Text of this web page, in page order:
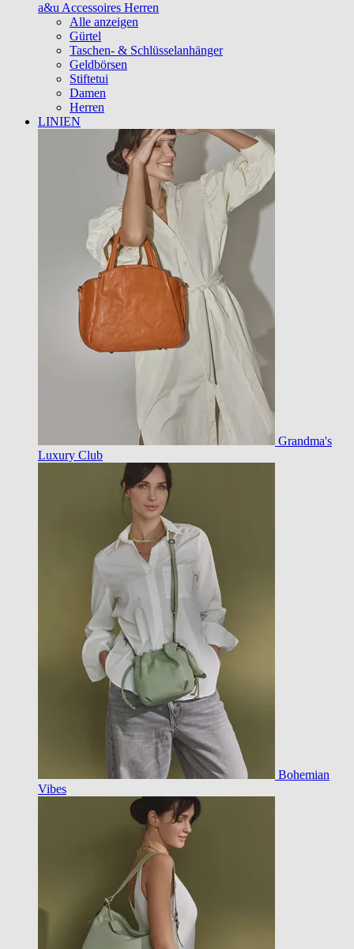
a&u Accessoires Herren
Alle anzeigen
Gürtel
Taschen- & Schlüsselanhänger
Geldbörsen
Stiftetui
Damen
Herren
LINIEN
Grandma's
Luxury Club
Bohemian
Vibes